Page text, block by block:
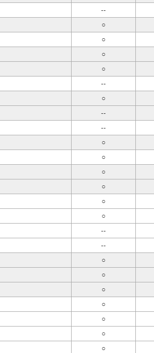
--
○
○
○
○
--
○
--
--
○
○
○
○
○
○
--
--
○
○
○
○
○
○
○